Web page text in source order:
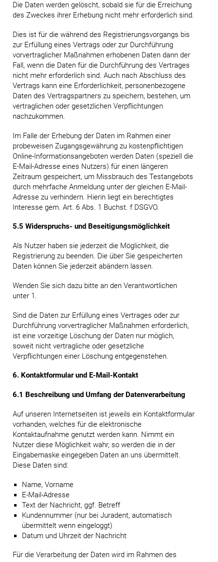
Die Daten werden gelöscht, sobald sie für die Erreichung
des Zweckes ihrer Erhebung nicht mehr erforderlich sind.
Dies ist für die während des Registrierungsvorgangs bis
zur Erfüllung eines Vertrags oder zur Durchführung
vorvertraglicher Maßnahmen erhobenen Daten dann der
Fall, wenn die Daten für die Durchführung des Vertrages
nicht mehr erforderlich sind. Auch nach Abschluss des
Vertrags kann eine Erforderlichkeit, personenbezogene
Daten des Vertragspartners zu speichern, bestehen, um
vertraglichen oder gesetzlichen Verpflichtungen
nachzukommen.
Im Falle der Erhebung der Daten im Rahmen einer
probeweisen Zugangsgewährung zu kostenpflichtigen
Online-Informationsangeboten werden Daten (speziell die
E-Mail-Adresse eines Nutzers) für einen längeren
Zeitraum gespeichert, um Missbrauch des Testangebots
durch mehrfache Anmeldung unter der gleichen E-Mail-
Adresse zu verhindern. Hierin liegt ein berechtigtes
Interesse gem. Art. 6 Abs. 1 Buchst. f DSGVO.
5.5 Widerspruchs- und Beseitigungsmöglichkeit
Als Nutzer haben sie jederzeit die Möglichkeit, die
Registrierung zu beenden. Die über Sie gespeicherten
Daten können Sie jederzeit abändern lassen.
Wenden Sie sich dazu bitte an den Verantwortlichen
unter 1.
Sind die Daten zur Erfüllung eines Vertrages oder zur
Durchführung vorvertraglicher Maßnahmen erforderlich,
ist eine vorzeitige Löschung der Daten nur möglich,
soweit nicht vertragliche oder gesetzliche
Verpflichtungen einer Löschung entgegenstehen.
6. Kontaktformular und E-Mail-Kontakt
6.1 Beschreibung und Umfang der Datenverarbeitung
Auf unseren Internetseiten ist jeweils ein Kontaktformular
vorhanden, welches für die elektronische
Kontaktaufnahme genutzt werden kann. Nimmt ein
Nutzer diese Möglichkeit wahr, so werden die in der
Eingabemaske eingegeben Daten an uns übermittelt.
Diese Daten sind:
Name, Vorname
E-Mail-Adresse
Text der Nachricht, ggf. Betreff
Kundennummer (nur bei Juradent, automatisch
übermittelt wenn eingeloggt)
Datum und Uhrzeit der Nachricht
Für die Verarbeitung der Daten wird im Rahmen des